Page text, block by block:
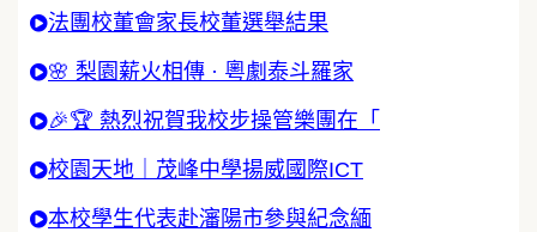
法團校董會家長校董選舉結果
🌸 梨園薪火相傳 · 粵劇泰斗羅家
🎉🏆 熱烈祝賀我校步操管樂團在「
校園天地｜茂峰中學揚威國際ICT
本校學生代表赴瀋陽市參與紀念緬